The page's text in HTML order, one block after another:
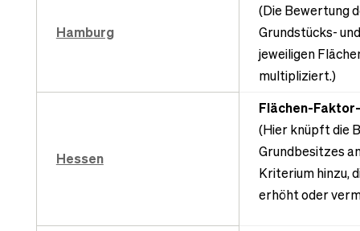
Hamburg
(Die Bewertung
Grundstücks-
jeweiligen
multipliziert.)
Hessen
Flächen-
(Hier knüpft die
Grundbesitzes
Kriterium hinzu,
erhöht oder